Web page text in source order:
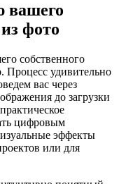
вашего
фото
собственного
. Процесс удивительно
вас через
до загрузки
цифровым
эффекты
или для